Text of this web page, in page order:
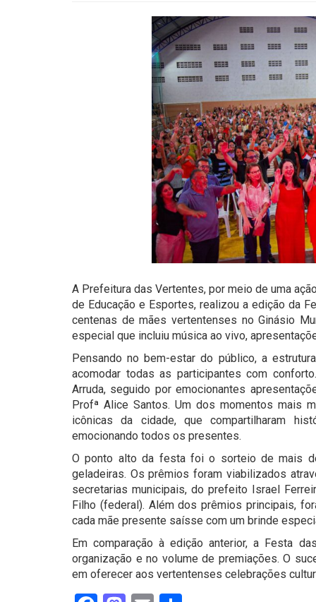
A Prefeitura das Vertentes, por meio de uma
de Educação e Esportes, realizou a edição da
centenas de mães vertentenses no Ginásio
especial que incluiu música ao vivo,
Pensando no bem-estar do público, a
acomodar todas as participantes com
Arruda, seguido por emocionantes
Profª Alice Santos. Um dos momentos mais
icônicas da cidade, que compartilharam
emocionando todos os presentes.
O ponto alto da festa foi o sorteio de mais
geladeiras. Os prêmios foram viabilizados
secretarias municipais, do prefeito Israel
Filho (federal). Além dos prêmios principais,
cada mãe presente saísse com um brinde
Em comparação à edição anterior, a Festa
organização e no volume de premiações. O
em oferecer aos vertentenses celebrações